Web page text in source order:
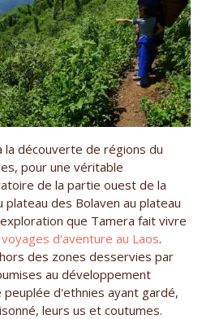
la découverte de régions du
pour une véritable
de la partie ouest de la
plateau des Bolaven au plateau
que Tamera fait vivre
d'aventure au Laos.
des zones desservies par
au développement
d'ethnies ayant gardé,
leurs us et coutumes.